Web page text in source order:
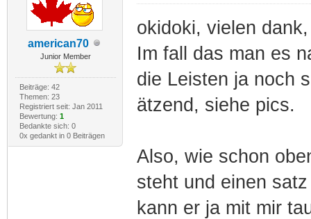
american70
Junior Member
Beiträge: 42
Themen: 23
Registriert seit: Jan 2011
Bewertung: 1
Bedankte sich: 0
0x gedankt in 0 Beiträgen
okidoki, vielen
Im fall das man es
die Leisten ja noch
ätzend, siehe pics.
Also, wie schon
steht und einen
kann er ja mit mir